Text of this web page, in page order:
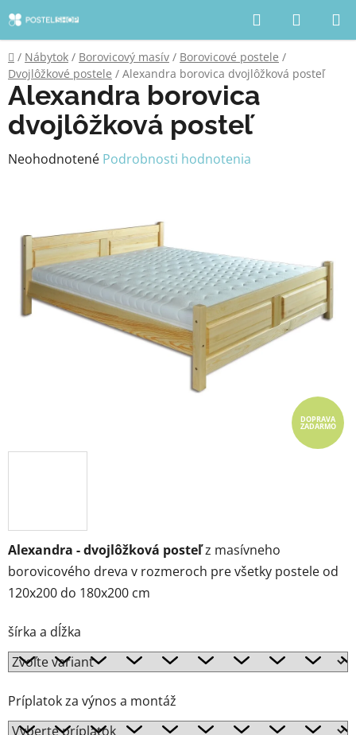
na
obsah
Hľadať
KOŠÍK
Domov
/ Nábytok / Borovicový masív / Borovicové postele /
Dvojlôžkové postele / Alexandra borovica dvojlôžková posteľ
Alexandra - dvojlôžková posteľz masívneho
borovicového dreva v rozmeroch pre všetky postele od
120x200 do 180x200 cm
šírka a dĺžka
Príplatok za výnos a montáž
Alexandra borovica
dvojlôžková posteľ
Priemerné
0,0
hviezdičiek.
Neohodnotené Podrobnosti hodnotenia
DOPRAVA
ZADARMO